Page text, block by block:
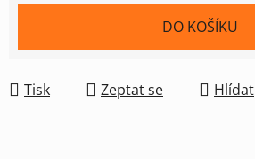
DO KOŠÍKU
Tisk Zeptat se Hlídat